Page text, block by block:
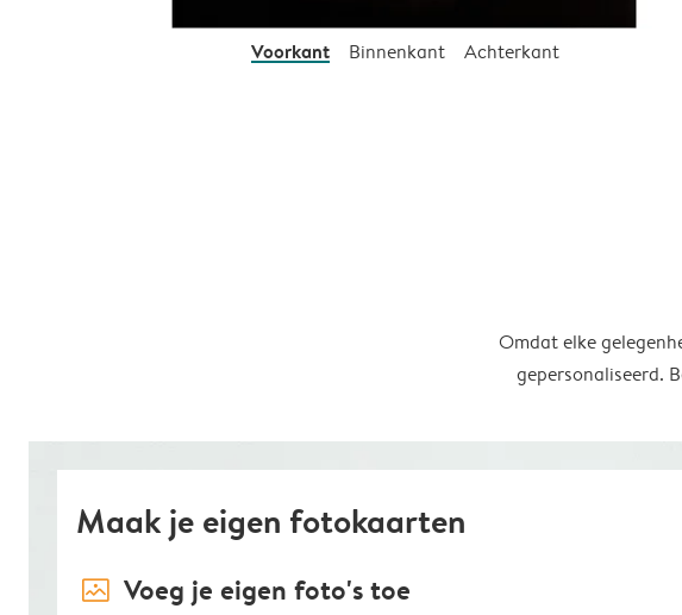
Voorkant Binnenkant Achterkant
Omdat elke
gepersonaliseerd.
Maak je eigen fotokaarten
image_placeholder Voeg je eigen foto's toe